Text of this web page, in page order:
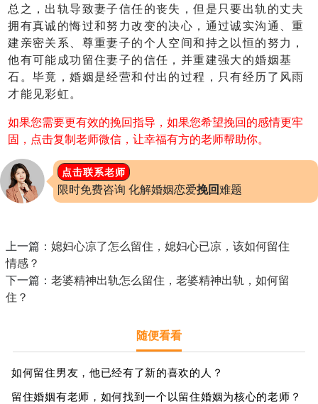
总之，出轨导致妻子信任的丧失，但是只要出轨的丈夫
拥有真诚的悔过和努力改变的决心，通过诚实沟通、重
建亲密关系、尊重妻子的个人空间和持之以恒的努力，
他有可能成功留住妻子的信任，并重建强大的婚姻基
石。毕竟，婚姻是经营和付出的过程，只有经历了风雨
才能见彩虹。
如果您需要更有效的挽回指导，如果您希望挽回的感情更牢
固，点击复制老师微信，让幸福有方的老师帮助你。
点击联系老师
限时免费咨询 化解婚姻恋爱挽回难题
上一篇： 媳妇心凉了怎么留住，媳妇心已凉，该如何留住
情感？
下一篇： 老婆精神出轨怎么留住，老婆精神出轨，如何留
住？
随便看看
如何留住男友，他已经有了新的喜欢的人？
留住婚姻有老师，如何找到一个以留住婚姻为核心的老师？